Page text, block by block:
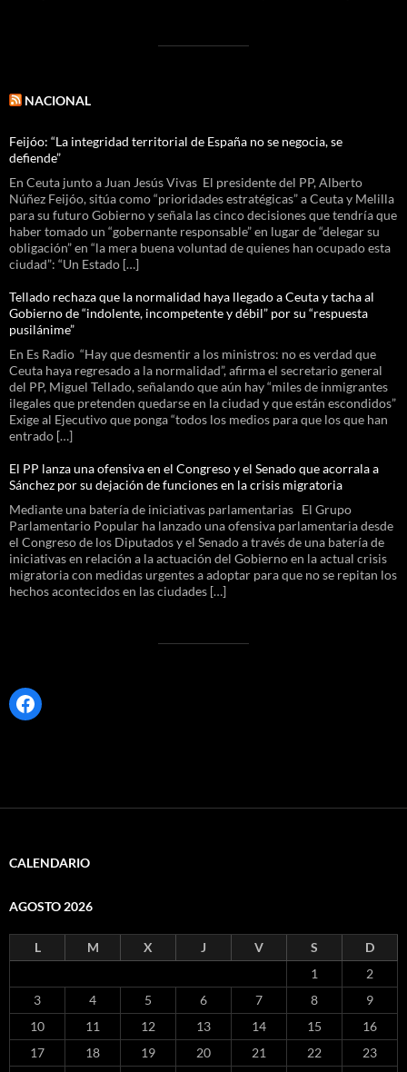
NACIONAL
Feijóo: “La integridad territorial de España no se negocia, se
defiende”
En Ceuta junto a Juan Jesús Vivas El presidente del PP, Alberto
Núñez Feijóo, sitúa como “prioridades estratégicas” a Ceuta y Melilla
para su futuro Gobierno y señala las cinco decisiones que tendría que
haber tomado un “gobernante responsable” en lugar de “delegar su
obligación” en “la mera buena voluntad de quienes han ocupado esta
ciudad”: “Un Estado […]
Tellado rechaza que la normalidad haya llegado a Ceuta y tacha al
Gobierno de “indolente, incompetente y débil” por su “respuesta
pusilánime”
En Es Radio “Hay que desmentir a los ministros: no es verdad que
Ceuta haya regresado a la normalidad”, afirma el secretario general
del PP, Miguel Tellado, señalando que aún hay “miles de inmigrantes
ilegales que pretenden quedarse en la ciudad y que están escondidos”
Exige al Ejecutivo que ponga “todos los medios para que los que han
entrado […]
El PP lanza una ofensiva en el Congreso y el Senado que acorrala a
Sánchez por su dejación de funciones en la crisis migratoria
Mediante una batería de iniciativas parlamentarias El Grupo
Parlamentario Popular ha lanzado una ofensiva parlamentaria desde
el Congreso de los Diputados y el Senado a través de una batería de
iniciativas en relación a la actuación del Gobierno en la actual crisis
migratoria con medidas urgentes a adoptar para que no se repitan los
hechos acontecidos en las ciudades […]
Facebook
CALENDARIO
AGOSTO 2026
L M X J V S
D
1
2
3
4 5 6 7 8
9
10
11 12 13 14 15
16
17
18 19 20 21 22
23